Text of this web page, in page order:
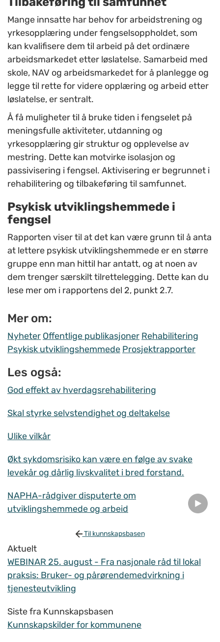
Mange innsatte har behov for arbeidstrening og
yrkesopplæring under fengselsoppholdet, som
kan kvalifisere dem til arbeid på det ordinære
arbeidsmarkedet etter løslatelse. Samarbeid med
skole, NAV og arbeidsmarkedet for å planlegge og
legge til rette for videre opplæring og arbeid etter
løslatelse, er sentralt.
Å få muligheter til å bruke tiden i fengselet på
meningsfulle aktiviteter, utdanning og
yrkesopplæring gir struktur og opplevelse av
mestring. Dette kan motvirke isolasjon og
passivisering i fengsel. Aktivisering er begrunnet i
rehabilitering og tilbakeføring til samfunnet.
Psykisk utviklingshemmede i
fengsel
Rapporten viser til at det kan være grunn til å anta
at lettere psykisk utviklingshemmede er en større
gruppe enn man hittil har antatt, og at noen av
dem trenger særskilt tilrettelegging. Dette kan du
lese mer om i rapportens del 2, punkt 2.7.
Mer om:
Nyheter Offentlige publikasjoner Rehabilitering
Psykisk utviklingshemmede Prosjektrapporter
Les også:
God effekt av hverdagsrehabilitering
Skal styrke selvstendighet og deltakelse
Ulike vilkår
Økt sykdomsrisiko kan være en følge av svake
levekår og dårlig livskvalitet i bred forstand.
NAPHA-rådgiver disputerte om
utviklingshemmede og arbeid
Til kunnskapsbasen
Aktuelt
WEBINAR 25. august - Fra nasjonale råd til lokal
praksis: Bruker- og pårørendemedvirkning i
tjenesteutvikling
Siste fra Kunnskapsbasen
Kunnskapskilder for kommunene